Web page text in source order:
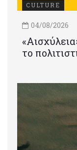
CULTURE
04/08/2026
το